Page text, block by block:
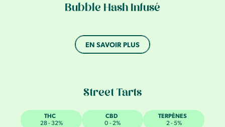
Bubble Hash Infusé
EN SAVOIR PLUS
Street Tarts
THC
28 - 32%
CBD
0 - 2%
TERPÈNES
2 - 5%